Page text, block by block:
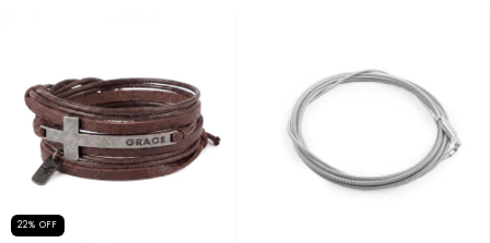
22% OFF